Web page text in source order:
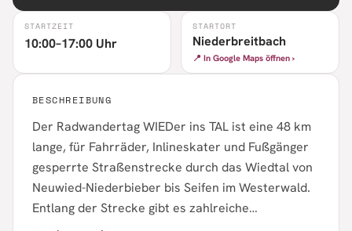
STARTZEIT
10:00–17:00 Uhr
STARTORT
Niederbreitbach
📍 In Google Maps öffnen ›
BESCHREIBUNG
Der Radwandertag WIEDer ins TAL ist eine 48 km
lange, für Fahrräder, Inlineskater und Fußgänger
gesperrte Straßenstrecke durch das Wiedtal von
Neuwied-Niederbieber bis Seifen im Westerwald.
Entlang der Strecke gibt es zahlreiche